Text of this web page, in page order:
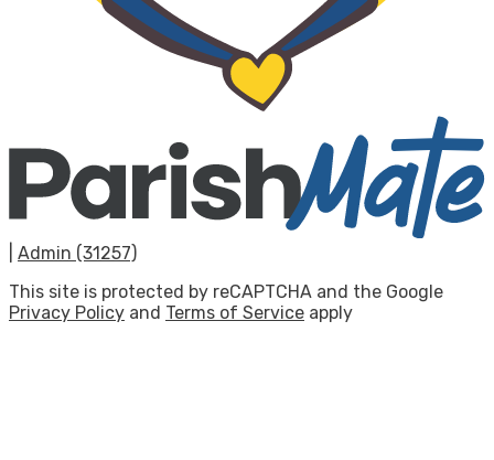
Admin (31257)
This site is protected by reCAPTCHA and the Google
Privacy Policy and Terms of Service apply